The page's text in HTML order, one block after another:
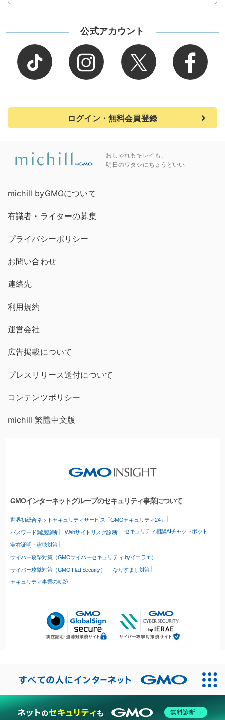
公式アカウント
ログイン・無料会員登録
おしゃれもキレイも、
明日のワタシにちょうどいい
michill byGMOについて
有識者・ライターの募集
プライバシーポリシー
お問い合わせ
連絡先
利用規約
運営会社
広告掲載について
プレスリリース送付について
コンテンツポリシー
michill 繁體中文版
GMOインターネットグループのセキュリティ事業について
世界初総合ネットセキュリティサービス「GMOセキュリティ24」
パスワード漏洩診断 Webサイトリスク診断 セキュリティ相談AIチャットボット
実在証明・盗聴対策
サイバー攻撃対策（GMOサイバーセキュリティ byイエラエ）
サイバー攻撃対策（GMO Flatt Security）
なりすまし対策
セキュリティ事業の軌跡
無料診断